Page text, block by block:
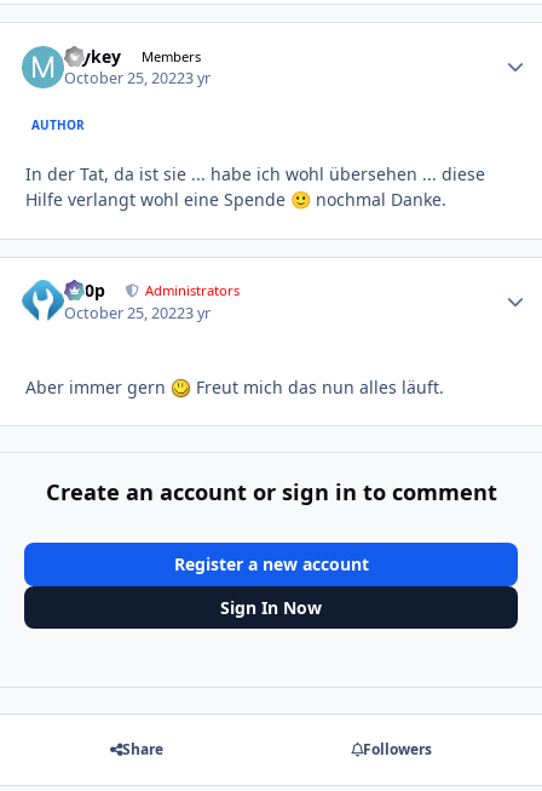
mykey Members
October 25, 20223 yr
AUTHOR
In der Tat, da ist sie ... habe ich wohl übersehen ... diese
Hilfe verlangt wohl eine Spende 🙂 nochmal Danke.
d00p Administrators
October 25, 20223 yr
Aber immer gern Freut mich das nun alles läuft.
Create an account or sign in to comment
Register a new account
Sign In Now
Share Followers